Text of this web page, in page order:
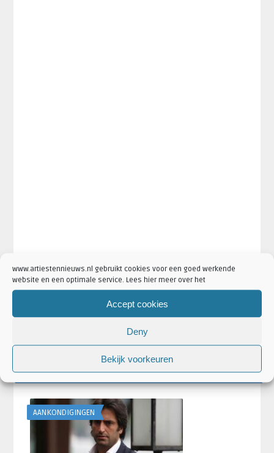
www.artiestennieuws.nl gebruikt cookies voor een goed werkende
website en een optimale service. Lees hier meer over het
Accept cookies
Deny
Bekijk voorkeuren
· Golden Earring Nieuws
LAATSTE NIEUWS
AANKONDIGINGEN